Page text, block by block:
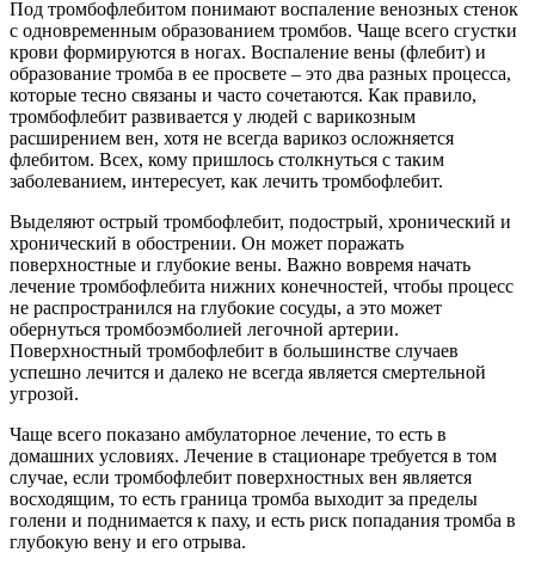
Под тромбофлебитом понимают воспаление венозных стенок
с одновременным образованием тромбов. Чаще всего сгустки
крови формируются в ногах. Воспаление вены (флебит) и
образование тромба в ее просвете – это два разных процесса,
которые тесно связаны и часто сочетаются. Как правило,
тромбофлебит развивается у людей с варикозным
расширением вен, хотя не всегда варикоз осложняется
флебитом. Всех, кому пришлось столкнуться с таким
заболеванием, интересует, как лечить тромбофлебит.
Выделяют острый тромбофлебит, подострый, хронический и
хронический в обострении. Он может поражать
поверхностные и глубокие вены. Важно вовремя начать
лечение тромбофлебита нижних конечностей, чтобы процесс
не распространился на глубокие сосуды, а это может
обернуться тромбоэмболией легочной артерии.
Поверхностный тромбофлебит в большинстве случаев
успешно лечится и далеко не всегда является смертельной
угрозой.
Чаще всего показано амбулаторное лечение, то есть в
домашних условиях. Лечение в стационаре требуется в том
случае, если тромбофлебит поверхностных вен является
восходящим, то есть граница тромба выходит за пределы
голени и поднимается к паху, и есть риск попадания тромба в
глубокую вену и его отрыва.